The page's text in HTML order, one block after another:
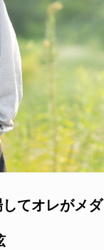
てオレがメダ